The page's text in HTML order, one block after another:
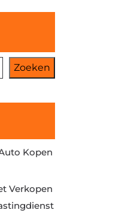
Zoeken
Kopen
Verkopen